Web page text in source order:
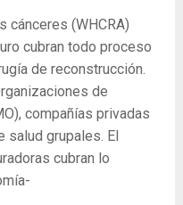
cánceres (WHCRA)
cubran todo proceso
de reconstrucción.
de
compañías privadas
salud grupales. El
cubran lo